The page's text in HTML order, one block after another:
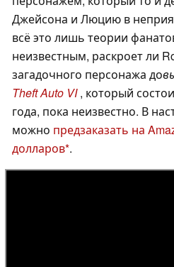
Джейсона и Люцию в
всё это лишь теории
неизвестным, раскроет ли
загадочного персонажа до
Theft Auto VI, который
года, пока неизвестно. В
можно предзаказать на
долларов .